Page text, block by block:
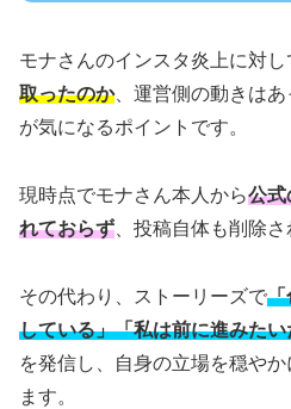
モナさんのインスタ炎上に対し
取ったのか、運営側の動きは
が気になるポイントです。
現時点でモナさん本人から公式
れておらず 、投稿自体も削除
その代わり、ストーリーズで「
している」「私は前に進みた
を発信し、自身の立場を穏や
ます。